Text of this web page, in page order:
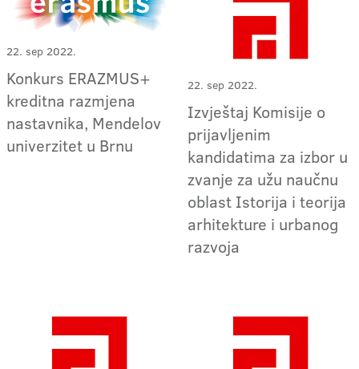
22. sep 2022.
Konkurs ERAZMUS+
kreditna razmjena
nastavnika, Mendelov
univerzitet u Brnu
22. sep 2022.
Izvještaj Komisije o
prijavljenim
kandidatima za izbor u
zvanje za užu naučnu
oblast Istorija i teorija
arhitekture i urbanog
razvoja